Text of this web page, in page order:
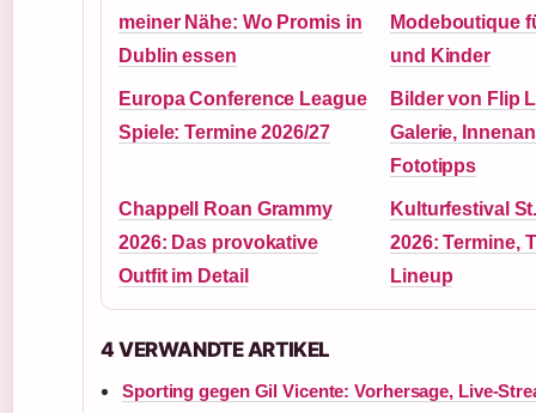
meiner Nähe: Wo Promis in
Dublin essen
Modeboutique
und Kinder
Europa Conference League
Spiele: Termine 2026/27
Bilder von Flip
Galerie,
Fototipps
Chappell Roan Grammy
2026: Das provokative
Outfit im Detail
Kulturfestival
2026: Termine,
Lineup
4 VERWANDTE ARTIKEL
Sporting gegen Gil Vicente: Vorhersage, Live-